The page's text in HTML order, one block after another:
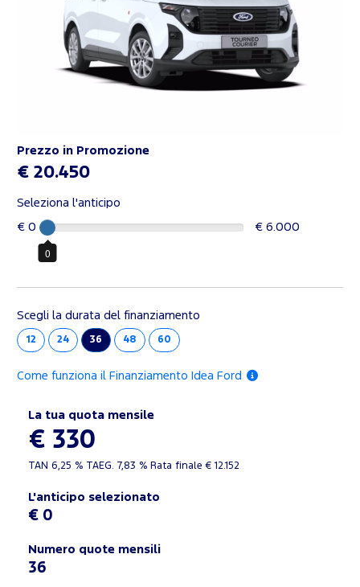
Prezzo in Promozione
€ 20.450
Seleziona l'anticipo
€ 0
0
€ 6.000
Scegli la durata del finanziamento
12 24 36 48 60
Come funziona il Finanziamento Idea Ford
La tua quota mensile
€ 330
TAN 6,25 % TAEG. 7,83 % Rata finale € 12.152
L'anticipo selezionato
€ 0
Numero quote mensili
36